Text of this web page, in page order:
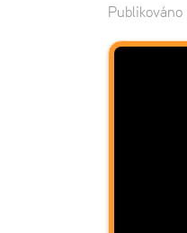
Publikováno